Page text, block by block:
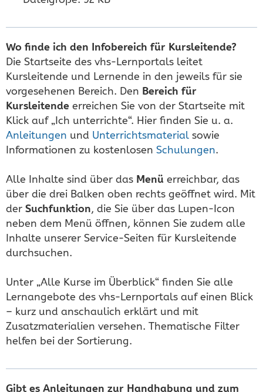
Wo finde ich den Infobereich für Kursleitende?
Die Startseite des vhs-Lernportals leitet
Kursleitende und Lernende in den jeweils für sie
vorgesehenen Bereich. Den Bereich für
Kursleitende erreichen Sie von der Startseite mit
Klick auf „Ich unterrichte“. Hier finden Sie u. a.
Anleitungen und Unterrichtsmaterial sowie
Informationen zu kostenlosen Schulungen.
Alle Inhalte sind über das Menü erreichbar, das
über die drei Balken oben rechts geöffnet wird. Mit
der Suchfunktion, die Sie über das Lupen-Icon
neben dem Menü öffnen, können Sie zudem alle
Inhalte unserer Service-Seiten für Kursleitende
durchsuchen.
Unter „Alle Kurse im Überblick“ finden Sie alle
Lernangebote des vhs-Lernportals auf einen Blick
– kurz und anschaulich erklärt und mit
Zusatzmaterialien versehen. Thematische Filter
helfen bei der Sortierung.
Gibt es Anleitungen zur Handhabung und zum